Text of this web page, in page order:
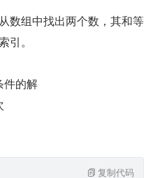
数组中找出两个数，其和等
引。
件的解
复制代码